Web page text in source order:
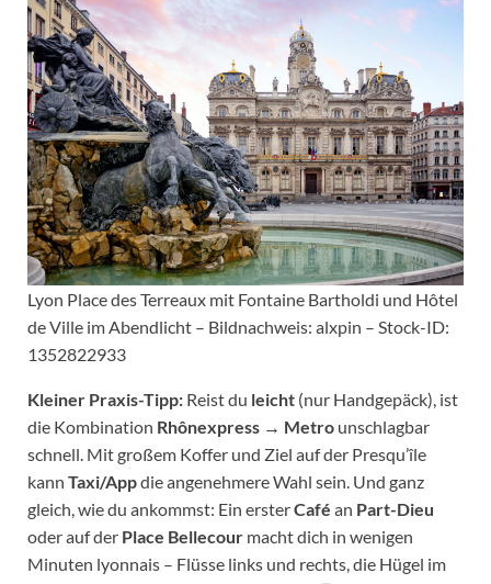
Lyon Place des Terreaux mit Fontaine Bartholdi und Hôtel
de Ville im Abendlicht – Bildnachweis: alxpin – Stock-ID:
1352822933
Kleiner Praxis-Tipp: Reist du leicht (nur Handgepäck), ist
die Kombination Rhônexpress → Metro unschlagbar
schnell. Mit großem Koffer und Ziel auf der Presqu’île
kann Taxi/Appdie angenehmere Wahl sein. Und ganz
gleich, wie du ankommst: Ein ersterCafé an Part-Dieu
oder auf der Place Bellecour macht dich in wenigen
Minuten lyonnais – Flüsse links und rechts, die Hügel im